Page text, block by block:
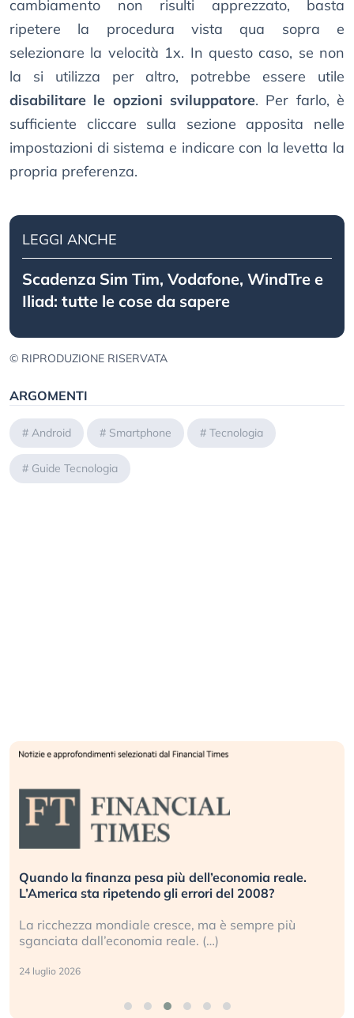
cambiamento non risulti apprezzato, basta
ripetere la procedura vista qua sopra e
selezionare la velocità 1x. In questo caso, se non
la si utilizza per altro, potrebbe essere utile
disabilitare le opzioni sviluppatore. Per farlo, è
sufficiente cliccare sulla sezione apposita nelle
impostazioni di sistema e indicare con la levetta la
propria preferenza.
LEGGI ANCHE
Scadenza Sim Tim, Vodafone, WindTre e
Iliad: tutte le cose da sapere
© RIPRODUZIONE RISERVATA
ARGOMENTI
# Android # Smartphone # Tecnologia
# Guide Tecnologia
Quando la finanza pesa più dell’economia reale.
L’America sta ripetendo gli errori del 2008?
La ricchezza mondiale cresce, ma è sempre più
sganciata dall’economia reale. (…)
24 luglio 2026